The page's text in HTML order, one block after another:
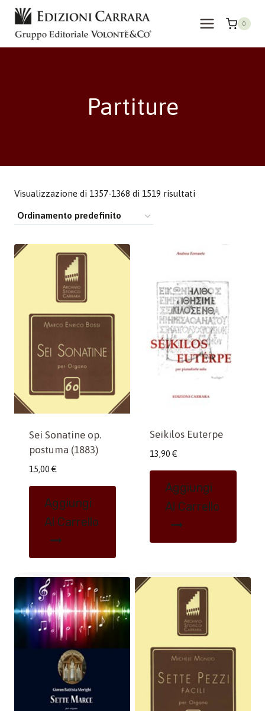
Salta
contenuto
0
Partiture
Visualizzazione di 1357-1368 di 1519 risultati
Sei Sonatine op.
postuma (1883)
15,00 €
Aggiungi
Al Carrello
Seikilos Euterpe
13,90 €
Aggiungi
Al Carrello